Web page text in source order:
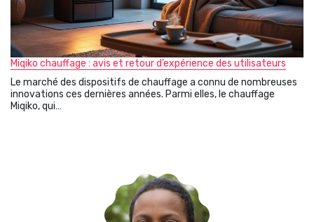
Miqiko chauffage : avis et retour d’expérience des utilisateurs
Le marché des dispositifs de chauffage a connu de nombreuses
innovations ces dernières années. Parmi elles, le chauffage
Miqiko, qui…